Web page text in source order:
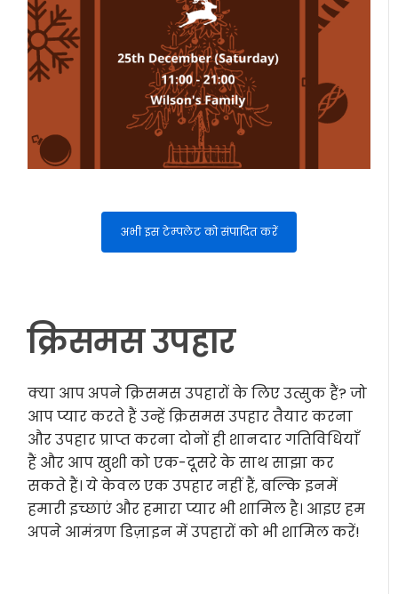
अभी इस टेम्पलेट को संपादित करें
क्रिसमस उपहार
क्या आप अपने क्रिसमस उपहारों के लिए उत्सुक हैं? जो
आप प्यार करते हैं उन्हें क्रिसमस उपहार तैयार करना
और उपहार प्राप्त करना दोनों ही शानदार गतिविधियाँ
हैं और आप खुशी को एक-दूसरे के साथ साझा कर
सकते हैं। ये केवल एक उपहार नहीं हैं, बल्कि इनमें
हमारी इच्छाएं और हमारा प्यार भी शामिल है। आइए हम
अपने आमंत्रण डिज़ाइन में उपहारों को भी शामिल करें!